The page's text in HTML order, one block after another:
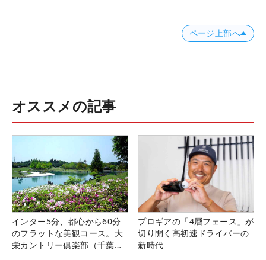
ページ上部へ
オススメの記事
インター5分、都心から60分
のフラットな美観コース。大
栄カントリー俱楽部（千葉
プロギアの「4層フェース」が
切り開く高初速ドライバーの
新時代